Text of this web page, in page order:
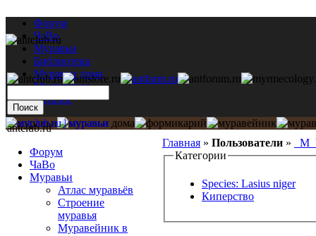
Форум
ЧаВо
Муравьи
Библиотека
Муравьи дома
Мастерская
Каталог
Главная » Пользователи »
Категории
Species: Lasius niger
Киперство
antclub.ru
Форум
ЧаВо
Муравьи
Атлас муравьёв
Строение
муравья
Муравейник в